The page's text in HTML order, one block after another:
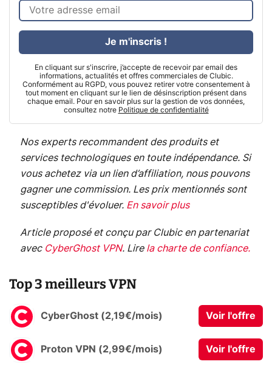
En cliquant sur s'inscrire, j’accepte de recevoir par email des
informations, actualités et offres commerciales de Clubic.
Conformément au RGPD, vous pouvez retirer votre consentement à
tout moment en cliquant sur le lien de désinscription présent dans
chaque email. Pour en savoir plus sur la gestion de vos données,
consultez notre Politique de confidentialité
Je m'inscris !
Nos experts recommandent des produits et
services technologiques en toute indépendance. Si
vous achetez via un lien d’affiliation, nous pouvons
gagner une commission. Les prix mentionnés sont
susceptibles d'évoluer. En savoir plus
Article proposé et conçu par Clubic en partenariat
avec CyberGhost VPN. Lire la charte de confiance.
Top 3 meilleurs VPN
CyberGhost (2,19€/mois) Voir l'offre
Proton VPN (2,99€/mois) Voir l'offre